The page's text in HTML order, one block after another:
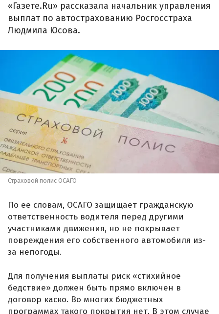
«Газете.Ru» рассказала начальник управления
выплат по автострахованию Росгосстраха
Людмила Юсова.
Страховой полис ОСАГО
По ее словам, ОСАГО защищает гражданскую
ответственность водителя перед другими
участниками движения, но не покрывает
повреждения его собственного автомобиля из-
за непогоды.
Для получения выплаты риск «стихийное
бедствие» должен быть прямо включен в
договор каско. Во многих бюджетных
программах такого покрытия нет. В этом случае